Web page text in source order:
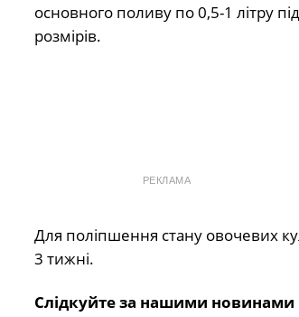
основного поливу по 0,5-1 літру
розмірів.
РЕКЛАМА
Для поліпшення стану овочевих
3 тижні.
Слідкуйте за нашими новинами